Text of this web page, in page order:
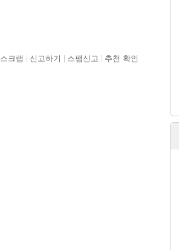
스크랩 신고하기 스팸신고 추천 확인